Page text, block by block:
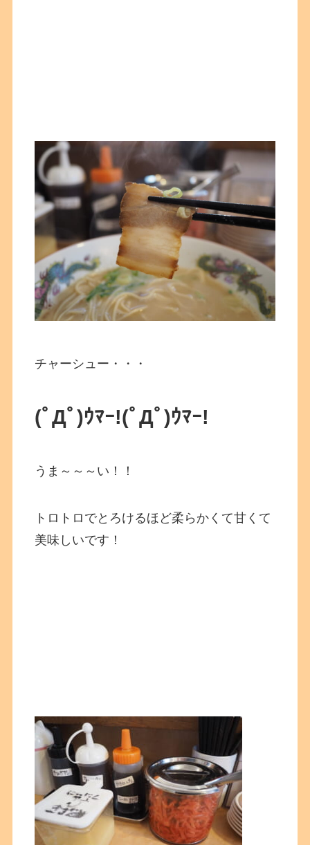
チャーシュー・・・
(ﾟДﾟ)ｳﾏｰ!(ﾟДﾟ)ｳﾏｰ!
うま～～～い！！
トロトロでとろけるほど柔らかくて甘くて
美味しいです！